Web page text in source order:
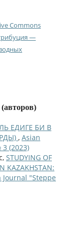
Commons
—
ЕДИГЕ БИ В
, Asian
(2023)
STUDYING OF
KAZAKHSTAN:
Journal "Steppe